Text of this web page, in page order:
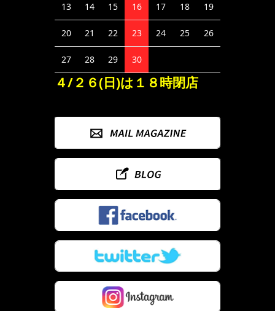
13 14 15 16 17 18 19
20 21 22 23 24 25 26
27 28 29 30
４/２６(日)は１８時閉店